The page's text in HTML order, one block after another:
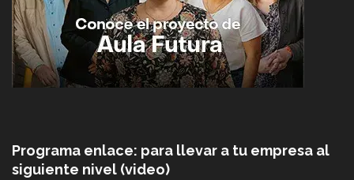
Programa enlace: para llevar a tu empresa al
siguiente nivel (video)